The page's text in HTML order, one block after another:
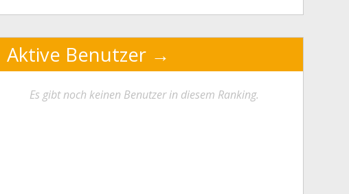
Aktive Benutzer
Es gibt noch keinen Benutzer in diesem Ranking.